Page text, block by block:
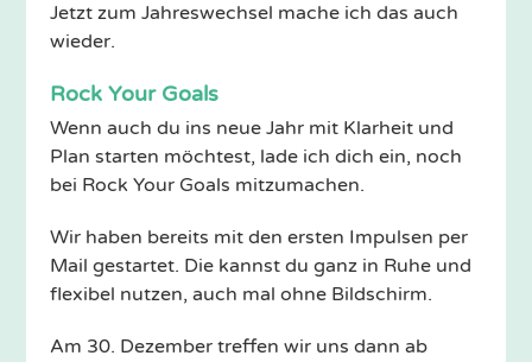
Jetzt zum Jahreswechsel mache ich das auch
wieder.
Rock Your Goals
Wenn auch du ins neue Jahr mit Klarheit und
Plan starten möchtest, lade ich dich ein, noch
bei Rock Your Goals mitzumachen.
Wir haben bereits mit den ersten Impulsen per
Mail gestartet. Die kannst du ganz in Ruhe und
flexibel nutzen, auch mal ohne Bildschirm.
Am 30. Dezember treffen wir uns dann ab